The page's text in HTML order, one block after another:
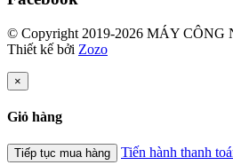
© Copyright 2019-2026 MÁY CÔNG
Thiết kế bởi Zozo
×
Giỏ hàng
Tiếp tục mua hàng Tiến hành thanh